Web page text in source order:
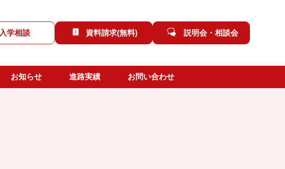
入学相談 資料請求(無料) 説明会・相談会
お知らせ 進路実績 お問い合わせ